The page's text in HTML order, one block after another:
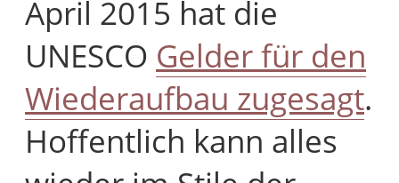
April 2015 hat die
UNESCO Gelder für den
Wiederaufbau zugesagt.
Hoffentlich kann alles